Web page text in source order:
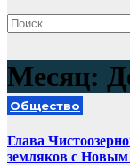
Месяц:
Общество
Глава
земляков с